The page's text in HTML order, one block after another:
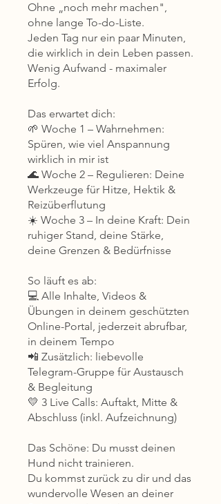
Ohne „noch mehr machen",
ohne lange To-do-Liste.
Jeden Tag nur ein paar Minuten,
die wirklich in dein Leben passen.
Wenig Aufwand - maximaler
Erfolg.
Das erwartet dich:
🌱 Woche 1 – Wahrnehmen:
Spüren, wie viel Anspannung
wirklich in mir ist
🌊 Woche 2 – Regulieren: Deine
Werkzeuge für Hitze, Hektik &
Reizüberflutung
☀️ Woche 3 – In deine Kraft: Dein
ruhiger Stand, deine Stärke,
deine Grenzen & Bedürfnisse
So läuft es ab:
💻 Alle Inhalte, Videos &
Übungen in deinem geschützten
Online-Portal, jederzeit abrufbar,
in deinem Tempo
📲 Zusätzlich: liebevolle
Telegram-Gruppe für Austausch
& Begleitung
💛 3 Live Calls: Auftakt, Mitte &
Abschluss (inkl. Aufzeichnung)
Das Schöne: Du musst deinen
Hund nicht trainieren.
Du kommst zurück zu dir und das
wundervolle Wesen an deiner